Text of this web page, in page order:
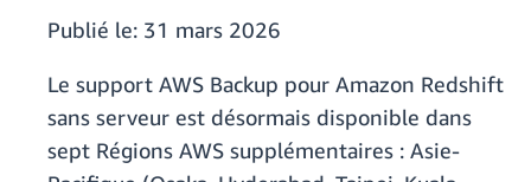
Publié le: 31 mars 2026
Le support AWS Backup pour Amazon Redshift
sans serveur est désormais disponible dans
sept Régions AWS supplémentaires : Asie-